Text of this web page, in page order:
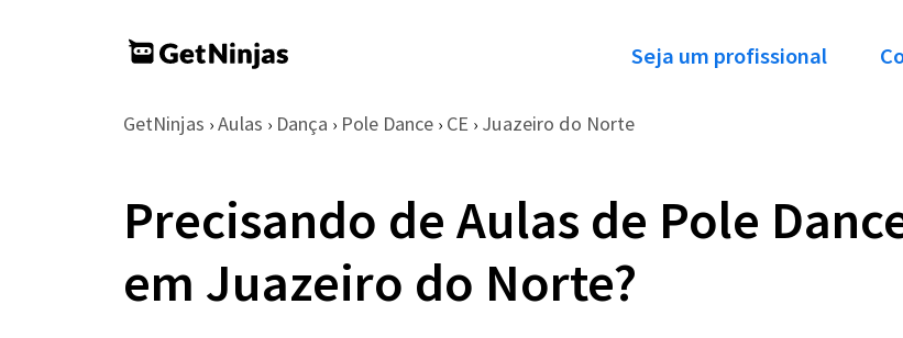
Seja um profissional
GetNinjas › Aulas › Dança › Pole Dance › CE › Juazeiro do Norte
Precisando de Aulas de Pole
em Juazeiro do Norte?